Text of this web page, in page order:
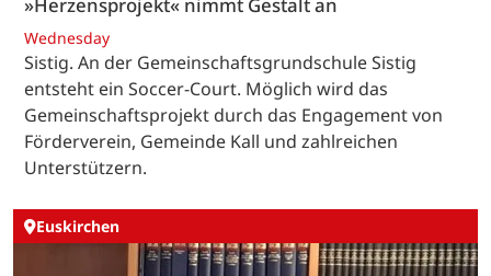
»Herzensprojekt« nimmt Gestalt an
Wednesday
Sistig. An der Gemeinschaftsgrundschule Sistig
entsteht ein Soccer-Court. Möglich wird das
Gemeinschaftsprojekt durch das Engagement von
Förderverein, Gemeinde Kall und zahlreichen
Unterstützern.
Euskirchen